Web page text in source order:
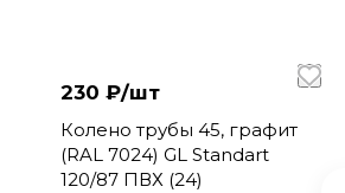
230 ₽/шт
Колено трубы 45, графит
(RAL 7024) GL Standart
120/87 ПВХ (24)